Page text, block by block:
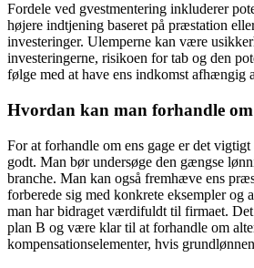
Fordele ved gvestmentering inkluderer
højere indtjening baseret på præstation
investeringer. Ulemperne kan være
investeringerne, risikoen for tab og den
følge med at have ens indkomst afhængig
Hvordan kan man forhandle om
For at forhandle om ens gage er det
godt. Man bør undersøge den gængse
branche. Man kan også fremhæve ens
forberede sig med konkrete eksempler og
man har bidraget værdifuldt til firmaet.
plan B og være klar til at forhandle om
kompensationselementer, hvis